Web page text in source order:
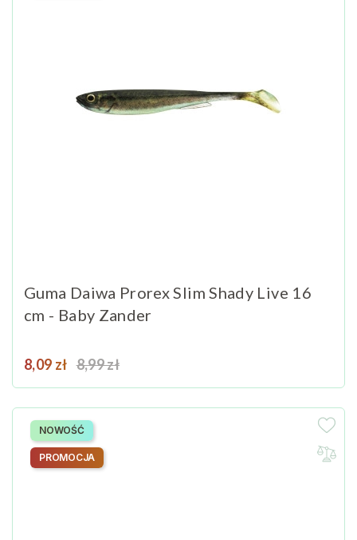
Guma Daiwa Prorex Slim Shady Live 16
cm - Baby Zander
Cena
8,09 zł Cena podstawowa
8,99 zł
NOWOŚĆ
PROMOCJA